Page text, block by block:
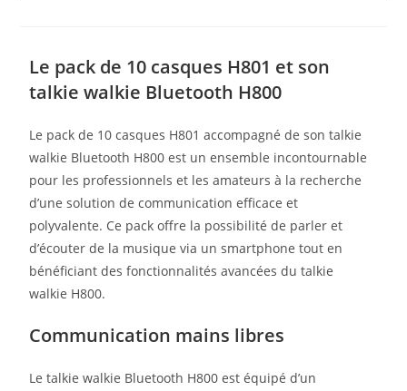
Le pack de 10 casques H801 et son
talkie walkie Bluetooth H800
Le pack de 10 casques H801 accompagné de son talkie
walkie Bluetooth H800 est un ensemble incontournable
pour les professionnels et les amateurs à la recherche
d’une solution de communication efficace et
polyvalente. Ce pack offre la possibilité de parler et
d’écouter de la musique via un smartphone tout en
bénéficiant des fonctionnalités avancées du talkie
walkie H800.
Communication mains libres
Le talkie walkie Bluetooth H800 est équipé d’un